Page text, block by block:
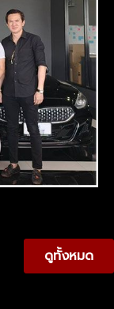
ดูทั้งหมด